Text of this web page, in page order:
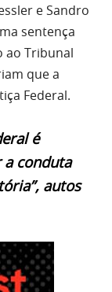
e Sandro
sentença
ao Tribunal
que a
Federal.
é
conduta
autos